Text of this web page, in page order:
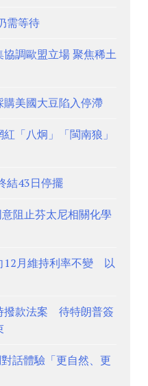
需等待
調歐盟立場 聚焦稀土
美國大豆陷入停滯
「八炯」「閩南狼」
結43日停擺
阻止芬太尼相關化學
12月維持利率不變 以
撥款法案 待特朗普簽
話體驗「更自然、更